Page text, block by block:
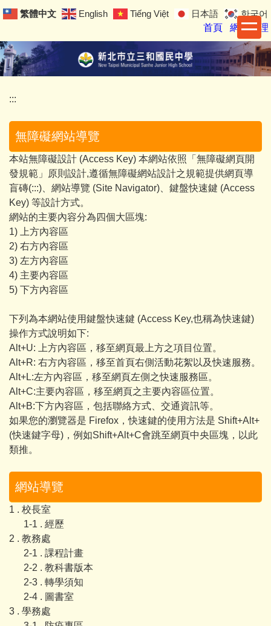
跳
要
內
區
繁體中文 English Tiếng Việt 日本語
한국어
首頁
網站管理
:::
無障礙網站導覽
本站無障礙設計 (Access Key) 本網站依照「無障礙網頁開
發規範」原則設計,遵循無障礙網站設計之規範提供網頁導
盲磚(:::)、網站導覽 (Site Navigator)、鍵盤快速鍵 (Access
Key) 等設計方式。
網站的主要內容分為四個大區塊:
1) 上方內容區
2) 右方內容區
3) 左方內容區
4) 主要內容區
5) 下方內容區
下列為本網站使用鍵盤快速鍵 (Access Key,也稱為快速鍵)
操作方式說明如下:
Alt+U: 上方內容區，移至網頁最上方之項目位置。
Alt+R: 右方內容區，移至首頁右側活動花絮以及快速服務。
Alt+L:左方內容區，移至網頁左側之快速服務區。
Alt+C:主要內容區，移至網頁之主要內容區位置。
Alt+B:下方內容區，包括聯絡方式、交通資訊等。
如果您的瀏覽器是 Firefox，快速鍵的使用方法是 Shift+Alt+
(快速鍵字母)，例如Shift+Alt+C會跳至網頁中央區塊，以此
類推。
網站導覽
1 . 校長室
1-1 . 經歷
2 . 教務處
2-1 . 課程計畫
2-2 . 教科書版本
2-3 . 轉學須知
2-4 . 圖書室
3 . 學務處